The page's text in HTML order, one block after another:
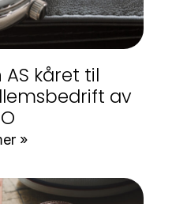
AS kåret til
av
»